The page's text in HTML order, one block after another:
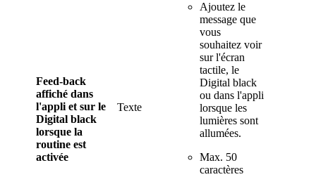
Feed-back
affiché dans
l'appli et sur le
Digital black
lorsque la
routine est
activée
Texte
Ajoutez le
message que
vous
souhaitez voir
sur l'écran
tactile, le
Digital black
ou dans l'appli
lorsque les
lumières sont
allumées.
Max. 50
caractères